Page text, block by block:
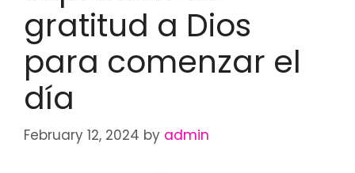
gratitud a Dios
para comenzar el
día
February 12, 2024 by admin